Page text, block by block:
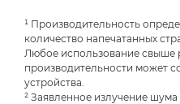
¹ Производительность
количество напечатанных
Любое использование свыше
производительности может
устройства.
² Заявленное излучение шума